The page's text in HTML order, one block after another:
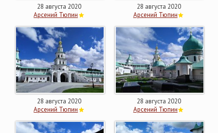
28 августа 2020
Арсений Тюпин
28 августа 2020
Арсений Тюпин
28 августа 2020
Арсений Тюпин
28 августа 2020
Арсений Тюпин